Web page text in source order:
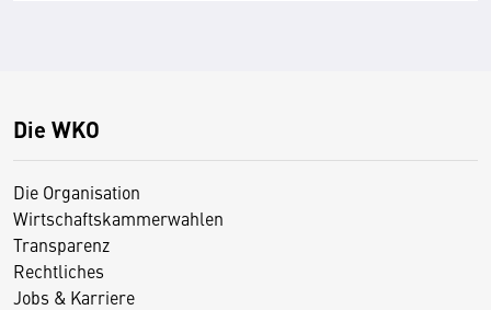
Die WKO
Die Organisation
Wirtschaftskammerwahlen
Transparenz
Rechtliches
Jobs & Karriere